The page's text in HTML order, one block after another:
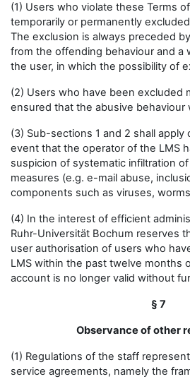
(1) Users who violate these Terms
temporarily or permanently
The exclusion is always preceded
from the offending behaviour and a
the user, in which the possibility of
(2) Users who have been excluded
ensured that the abusive behaviour
(3) Sub-sections 1 and 2 shall
event that the operator of the LMS
suspicion of systematic infiltration
measures (e.g. e-mail abuse,
components such as viruses,
(4) In the interest of efficient
Ruhr-Universität Bochum reserves
user authorisation of users who
LMS within the past twelve months
account is no longer valid without
§ 7
Observance of other
(1) Regulations of the staff
service agreements, namely the